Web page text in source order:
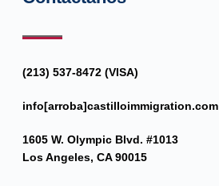
(213) 537-8472 (VISA)
info[arroba]castilloimmigration.com
1605 W. Olympic Blvd. #1013
Los Angeles, CA 90015